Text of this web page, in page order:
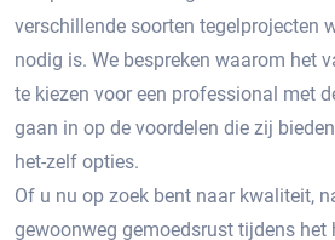
verschillende soorten tegelprojecten
nodig is.​ We bespreken waarom het
te kiezen voor een professional met
gaan in op de voordelen die zij
het-zelf opties.​
Of u nu op zoek bent naar kwaliteit,
gewoonweg gemoedsrust tijdens het